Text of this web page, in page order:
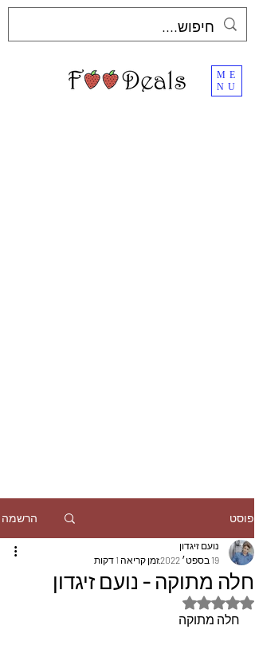
ME
NU
פוסט הרשמה
חלה מתוקה - נועם זיגדון
נועם זיגדון
19 בספט׳ 2022
זמן קריאה 1 דקות
דירוג של NaN מתוך 5 כוכבים
חלה מתוקה